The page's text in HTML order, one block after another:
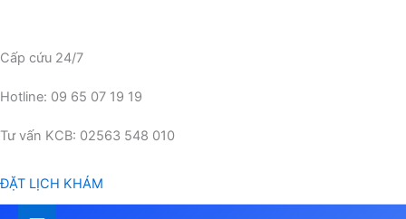
nội
Cấp cứu 24/7
Hotline: 09 65 07 19 19
Tư vấn KCB: 02563 548 010
ĐẶT LỊCH KHÁM